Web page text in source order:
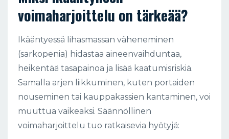
voimaharjoittelu on tärkeää?
Ikääntyessä lihasmassan väheneminen
(sarkopenia) hidastaa aineenvaihduntaa,
heikentää tasapainoa ja lisää kaatumisriskiä.
Samalla arjen liikkuminen, kuten portaiden
nouseminen tai kauppakassien kantaminen, voi
muuttua vaikeaksi. Säännöllinen
voimaharjoittelu tuo ratkaisevia hyötyjä: